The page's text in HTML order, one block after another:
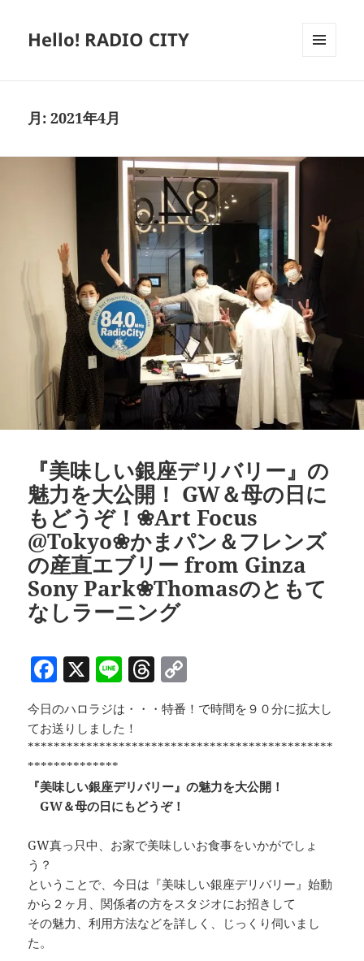
Hello! RADIO CITY
月:2021年4月
『美味しい銀座デリバリー』の
魅力を大公開！ GW＆母の日に
もどうぞ！❀Art Focus
@Tokyo❀かまパン＆フレンズ
の産直エブリー from Ginza
Sony Park❀Thomasのともて
なしラーニング
F
c
e
b
o
k
X Li
e
T
h
re
a
d
s
o
p
y
Li
n
今日のハロラジは・・・特番！で時間を９０分に拡大し
てお送りしました！
***********************************************
**************
『美味しい銀座デリバリー』の魅力を大公開！
GW＆母の日にもどうぞ！
GW真っ只中、お家で美味しいお食事をいかがでしょ
う？
ということで、今日は『美味しい銀座デリバリー』始動
から２ヶ月、関係者の方をスタジオにお招きして
その魅力、利用方法などを詳しく、じっくり伺いまし
た。